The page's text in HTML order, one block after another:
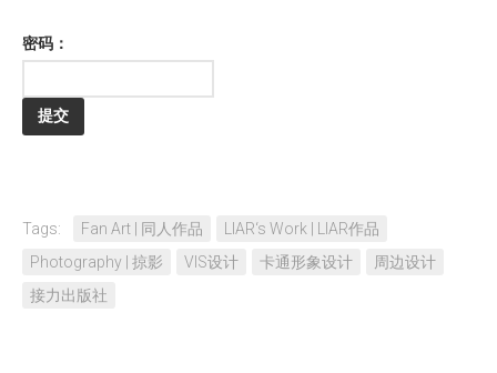
密码：
Tags: Fan Art | 同人作品
LIAR‘s Work | LIAR作品
Photography | 掠影
VIS设计 卡通形象设计
周边设计
接力出版社